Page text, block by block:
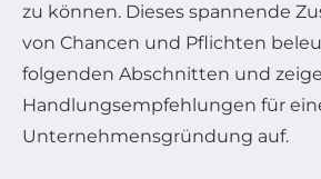
zu können. Dieses spannende
von Chancen und Pflichten
folgenden Abschnitten und
Handlungsempfehlungen für
Unternehmensgründung auf.